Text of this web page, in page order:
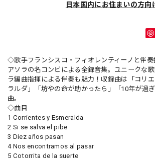
日本国内にお住まいの方向
◇歌手フランシスコ・フィオレンティーノと伴
アソラの名コンビによる全録音集。ユニークな
ラ編曲指揮による伴奏も魅力！収録曲は「コリ
ラルダ」「坊やの命が助かったら」「10年が過
曲。
◇曲目
1 Corrientes y Esmeralda
2 Si se salva el pibe
3 Diez años pasan
4 Nos encontramos al pasar
5 Cotorrita de la suerte